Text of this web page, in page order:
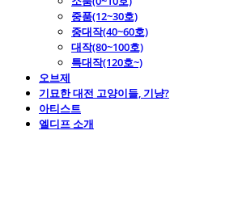
중품(12~30호)
중대작(40~60호)
대작(80~100호)
특대작(120호~)
오브제
기묘한 대전 고양이들, 기냥?
아티스트
엘디프 소개